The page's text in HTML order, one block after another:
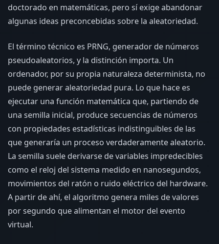
doctorado en matemáticas, pero sí exige abandonar
algunas ideas preconcebidas sobre la aleatoriedad.
El término técnico es PRNG, generador de números
pseudoaleatorios, y la distinción importa. Un
ordenador, por su propia naturaleza determinista, no
puede generar aleatoriedad pura. Lo que hace es
ejecutar una función matemática que, partiendo de
una semilla inicial, produce secuencias de números
con propiedades estadísticas indistinguibles de las
que generaría un proceso verdaderamente aleatorio.
La semilla suele derivarse de variables impredecibles
como el reloj del sistema medido en nanosegundos,
movimientos del ratón o ruido eléctrico del hardware.
A partir de ahí, el algoritmo genera miles de valores
por segundo que alimentan el motor del evento
virtual.